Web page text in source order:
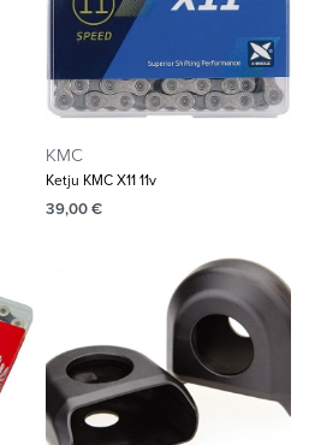
KMC
Ketju KMC X11 11v
39,00€